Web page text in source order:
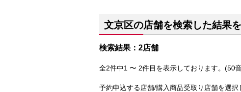
文京区の店舗を検索した結果
検索結果：2店舗
全2件中1 〜 2件目を表示しております。(50
予約申込する店舗/購入商品受取り店舗を選択